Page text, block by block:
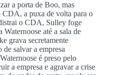
a porta de Boo, mas
CDA, a puxa de volta para o
o CDA, Sulley foge
até a sala de
grava secretamente
salvar a empresa
é preso pelo
a empresa e agravar a crise